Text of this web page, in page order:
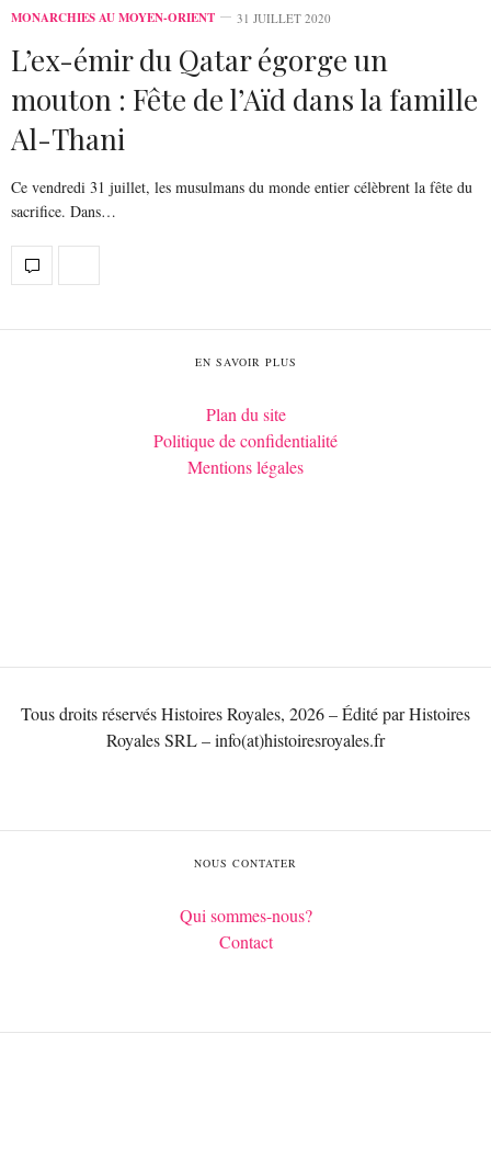
MONARCHIES AU MOYEN-ORIENT 31 JUILLET 2020
L’ex-émir du Qatar égorge un
mouton : Fête de l’Aïd dans la famille
Al-Thani
Ce vendredi 31 juillet, les musulmans du monde entier célèbrent la fête du
sacrifice. Dans…
EN SAVOIR PLUS
Plan du site
Politique de confidentialité
Mentions légales
Tous droits réservés Histoires Royales, 2026 – Édité par Histoires
Royales SRL – info(at)histoiresroyales.fr
NOUS CONTATER
Qui sommes-nous?
Contact